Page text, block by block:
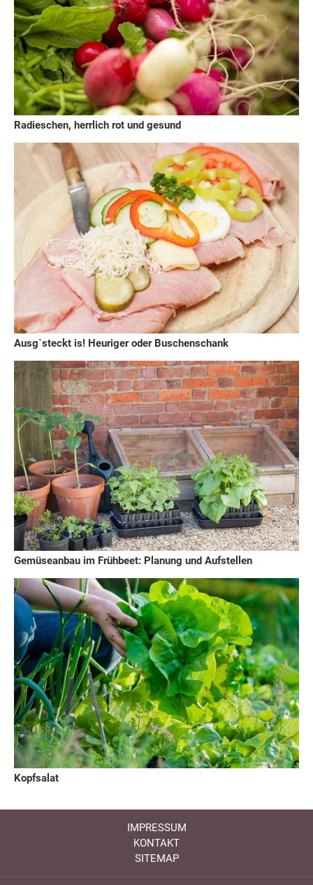
Radieschen, herrlich rot und gesund
Ausg`steckt is! Heuriger oder Buschenschank
Gemüseanbau im Frühbeet: Planung und Aufstellen
Kopfsalat
IMPRESSUM
KONTAKT
SITEMAP